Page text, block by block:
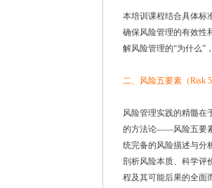
本培训课程结合具体标
确保风险管理的有效性
解风险管理的“为什么”
二、风险五要素（Risk
风险管理实践的精髓在
的方法论——风险五要
统完备的风险描述与分
剖析风险本质、科学评
程及其可能后果的全面